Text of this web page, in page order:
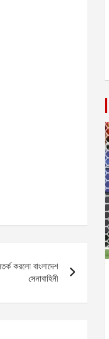
করলো বাংলাদেশ
সেনাবাহিনী